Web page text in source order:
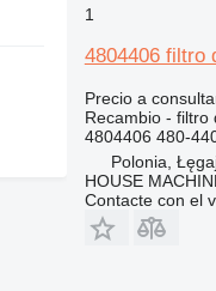
1
4804406 filtro
Precio a
Recambio - filtro
4804406 480-
Polonia,
HOUSE
Contacte con el